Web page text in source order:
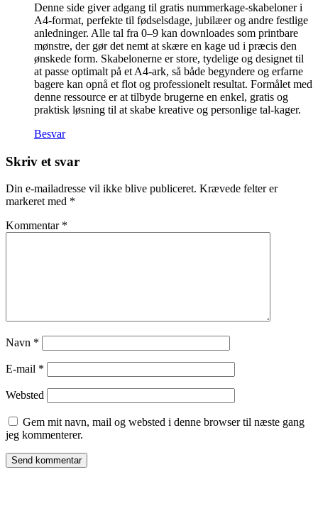
Denne side giver adgang til gratis nummerkage‑skabeloner i
A4‑format, perfekte til fødselsdage, jubilæer og andre festlige
anledninger. Alle tal fra 0–9 kan downloades som printbare
mønstre, der gør det nemt at skære en kage ud i præcis den
ønskede form. Skabelonerne er store, tydelige og designet til
at passe optimalt på et A4‑ark, så både begyndere og erfarne
bagere kan opnå et flot og professionelt resultat. Formålet med
denne ressource er at tilbyde brugerne en enkel, gratis og
praktisk løsning til at skabe kreative og personlige tal‑kager.
Besvar
Skriv et svar
Din e-mailadresse vil ikke blive publiceret. Krævede felter er
markeret med *
Kommentar *
Navn *
E-mail *
Websted
Gem mit navn, mail og websted i denne browser til næste gang
jeg kommenterer.